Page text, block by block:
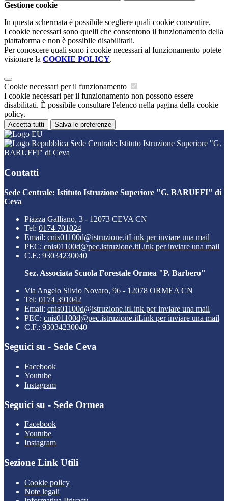
Gestione cookie
In questa schermata è possibile scegliere quali cookie consentire.
I cookie necessari sono quelli che consentono il funzionamento della
piattaforma e non è possibile disabilitarli.
Per conoscere quali sono i cookie necessari al funzionamento potete
visionare la COOKIE POLICY.
Cookie necessari per il funzionamento
I cookie necessari per il funzionamento non possono essere
disabilitati. È possibile consultare l'elenco nella pagina della cookie
policy.
Accetta tutti Salva le preferenze
Sede Centrale: Istituto Istruzione Superiore "G.
BARUFFI" di Ceva
Contatti
Sede Centrale: Istituto Istruzione Superiore "G. BARUFFI" di
Ceva
Piazza Galliano, 3 - 12073 CEVA CN
Tel: 0174 701024
Email: cnis01100d@istruzione.itLink per inviare una mail
PEC: cnis01100d@pec.istruzione.itLink per inviare una mail
C.F.: 93034230040
Sez. Associata Scuola Forestale Ormea "P. Barbero"
Via Angelo Silvio Novaro, 96 - 12078 ORMEA CN
Tel: 0174 391042
Email: cnis01100d@istruzione.itLink per inviare una mail
PEC: cnis01100d@pec.istruzione.itLink per inviare una mail
C.F.: 93034230040
Seguici su - Sede Ceva
Facebook
Youtube
Instagram
Seguici su - Sede Ormea
Facebook
Youtube
Instagram
Sezione Link Utili
Cookie policy
Note legali